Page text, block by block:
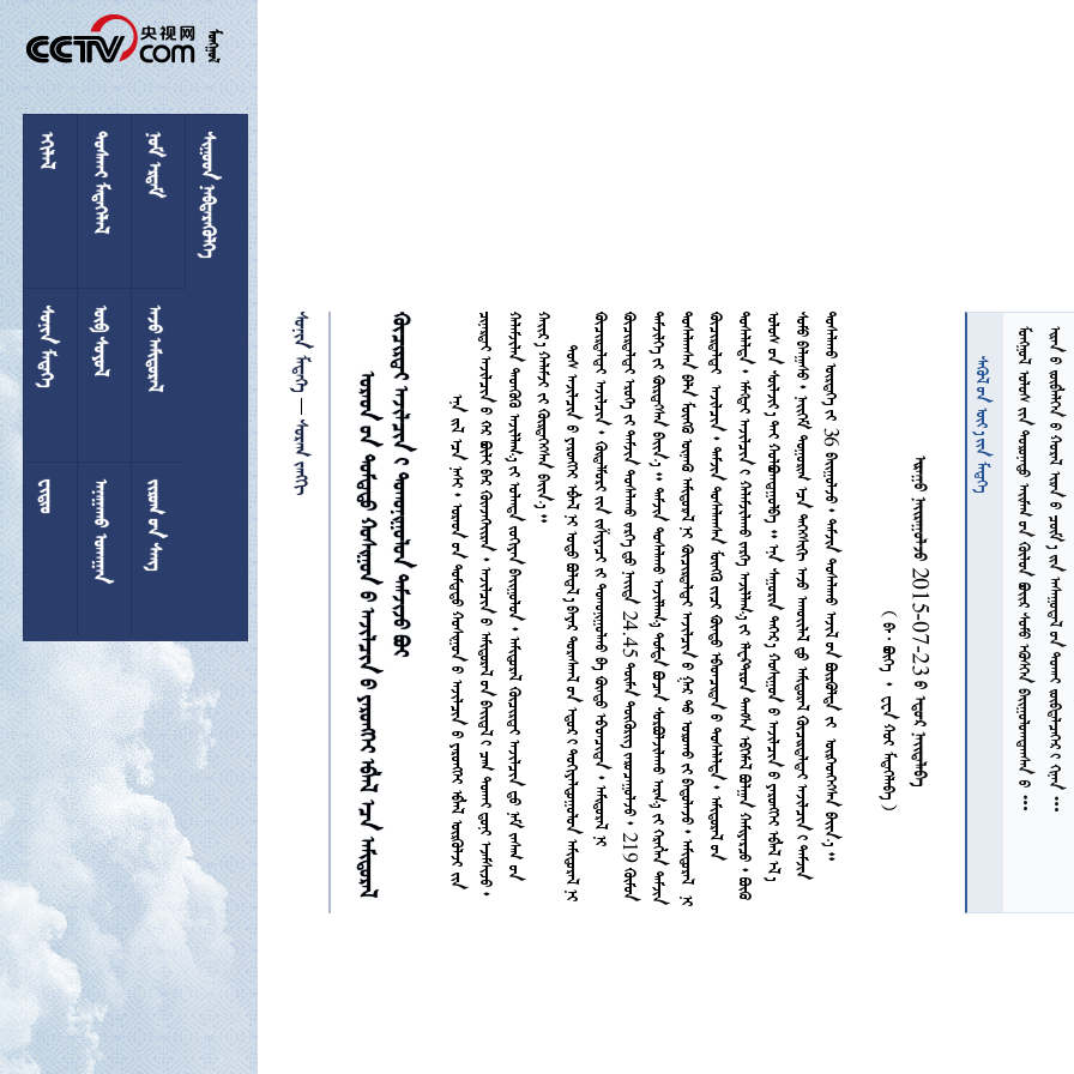

 

 
 
 
 
 
  
 
 

  


























































































































































































































































































































































 









































































































































































































2
4
.
4
5
























2
1
9













































































































































































































































































































































































































































































































































3
6






















































           2015-07-23   
             
7
              
7